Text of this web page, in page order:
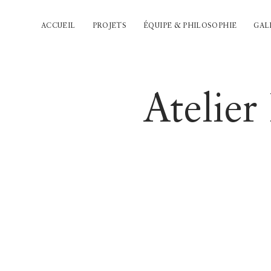
ACCUEIL PROJETS ÉQUIPE & PHILOSOPHIE
Atelier